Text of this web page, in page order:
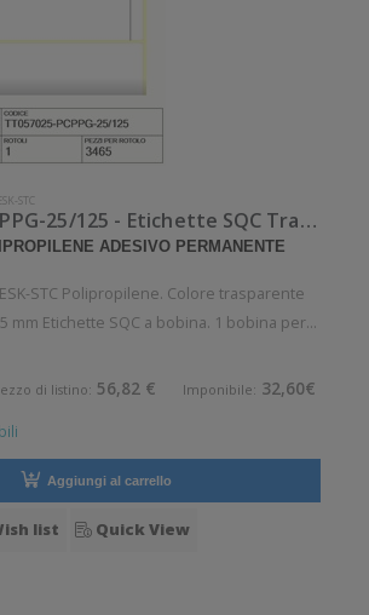
STC
TT057025-PCPPG-25/125 - Etichette SQC Trasparente neutro S-DESK-STC
ADESIVO PERMANENTE
STC Polipropilene. Colore trasparente
mm Etichette SQC a bobina. 1 bobina per
per bobina. Etichette in
permanente. Diametro interno: 25
di listino: 56,82 € Imponibile: 32,60€
Aggiungi al carrello
list Quick View